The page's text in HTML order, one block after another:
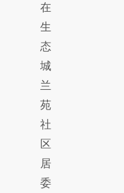
在
生
态
城
兰
苑
社
区
居
委